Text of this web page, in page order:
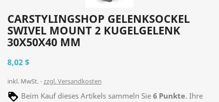
CARSTYLINGSHOP GELENKSOCKEL
SWIVEL MOUNT 2 KUGELGELENK
30X50X40 MM
8,02 $
inkl. MwSt. zzgl. Versandkosten
Beim Kauf dieses Artikels sammeln Sie 6 Punkte. Ihre